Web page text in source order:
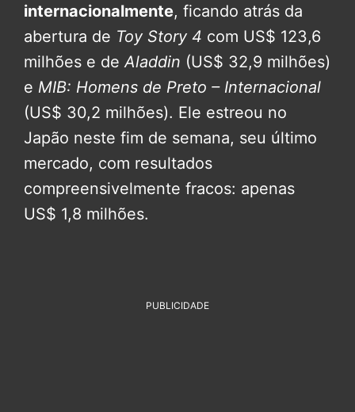
internacionalmente, ficando atrás da
abertura de Toy Story 4 com US$ 123,6
milhões e de Aladdin (US$ 32,9 milhões)
e MIB: Homens de Preto – Internacional
(US$ 30,2 milhões). Ele estreou no
Japão neste fim de semana, seu último
mercado, com resultados
compreensivelmente fracos: apenas
US$ 1,8 milhões.
PUBLICIDADE